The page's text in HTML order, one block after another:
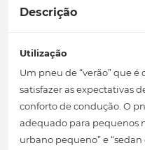
Descrição
Utilização
Um pneu de “verão” que
satisfazer as expectativas
conforto de condução. O
adequado para pequenos
urbano pequeno” e